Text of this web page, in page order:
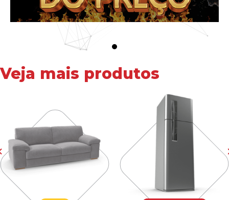
Veja mais produtos